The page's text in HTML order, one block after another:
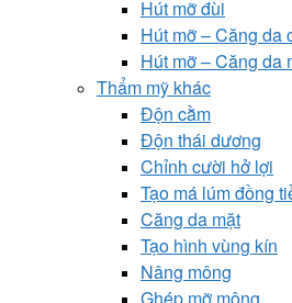
Hút mỡ đùi
Hút mỡ – Căng da
Hút mỡ – Căng da
Thẩm mỹ khác
Độn cằm
Độn thái dương
Chỉnh cười hở lợi
Tạo má lúm đồng
Căng da mặt
Tạo hình vùng kín
Nâng mông